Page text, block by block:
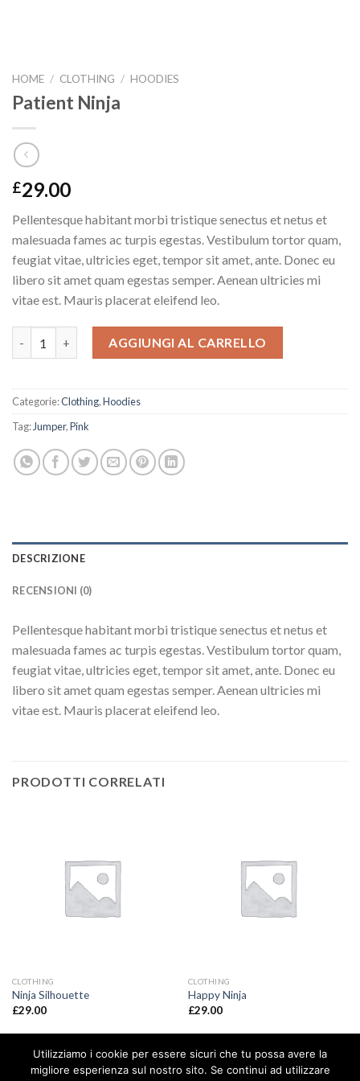
HOME / CLOTHING / HOODIES
Patient Ninja
£29.00
Pellentesque habitant morbi tristique senectus et netus et
malesuada fames ac turpis egestas. Vestibulum tortor quam,
feugiat vitae, ultricies eget, tempor sit amet, ante. Donec eu
libero sit amet quam egestas semper. Aenean ultricies mi
vitae est. Mauris placerat eleifend leo.
AGGIUNGI AL CARRELLO
Categorie:Clothing,Hoodies
Tag: Jumper,Pink
DESCRIZIONE
RECENSIONI (0)
Pellentesque habitant morbi tristique senectus et netus et
malesuada fames ac turpis egestas. Vestibulum tortor quam,
feugiat vitae, ultricies eget, tempor sit amet, ante. Donec eu
libero sit amet quam egestas semper. Aenean ultricies mi
vitae est. Mauris placerat eleifend leo.
PRODOTTI CORRELATI
CLOTHING
Ninja Silhouette
£29.00
CLOTHING
Happy Ninja
£29.00
Copyright 2026 ©
Immobiliare Risara
Utilizziamo i cookie per essere sicuri che tu possa avere la
migliore esperienza sul nostro sito. Se continui ad utilizzare